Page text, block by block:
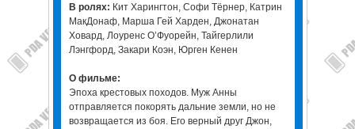
В ролях: Кит Харингтон, Софи Тёрнер, Катрин
МакДонаф, Марша Гей Харден, Джонатан
Ховард, Лоуренс О’Фуорейн, Тайгерлили
Лэнгфорд, Закари Коэн, Юрген Кенен
О фильме:
Эпоха крестовых походов. Муж Анны
отправляется покорять дальние земли, но не
возвращается из боя. Его верный друг Джон,